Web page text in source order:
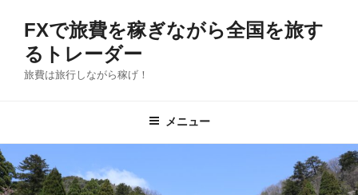
キ
ッ
プ
FXで旅費を稼ぎながら全国を旅す
るトレーダー
旅費は旅行しながら稼げ！
メニュー